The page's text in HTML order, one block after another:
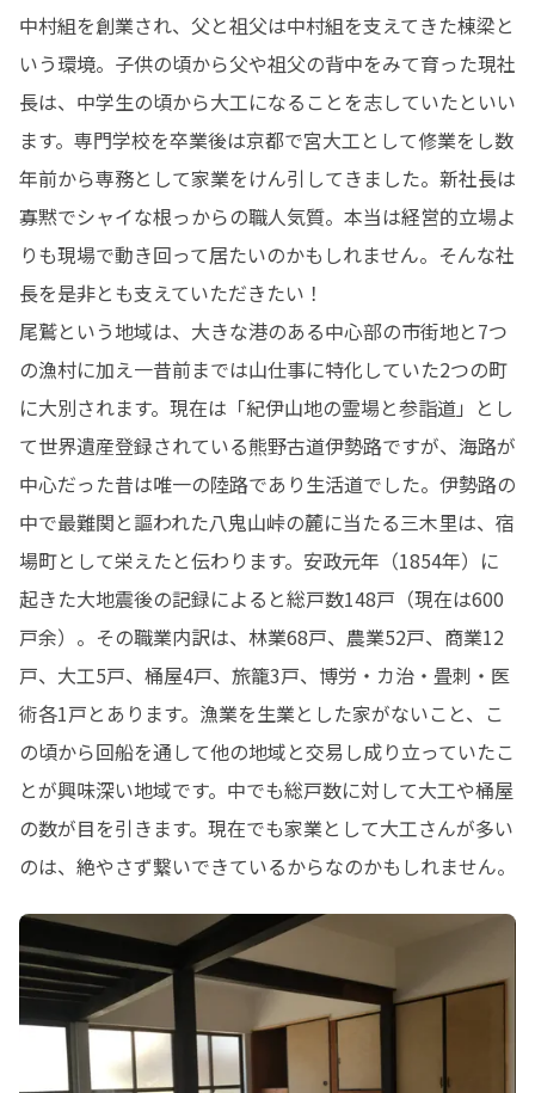
中村組を創業され、父と祖父は中村組を支えてきた棟梁と
いう環境。子供の頃から父や祖父の背中をみて育った現社
長は、中学生の頃から大工になることを志していたといい
ます。専門学校を卒業後は京都で宮大工として修業をし数
年前から専務として家業をけん引してきました。新社長は
寡黙でシャイな根っからの職人気質。本当は経営的立場よ
りも現場で動き回って居たいのかもしれません。そんな社
長を是非とも支えていただきたい！
尾鷲という地域は、大きな港のある中心部の市街地と7つ
の漁村に加え一昔前までは山仕事に特化していた2つの町
に大別されます。現在は「紀伊山地の霊場と参詣道」とし
て世界遺産登録されている熊野古道伊勢路ですが、海路が
中心だった昔は唯一の陸路であり生活道でした。伊勢路の
中で最難関と謳われた八鬼山峠の麓に当たる三木里は、宿
場町として栄えたと伝わります。安政元年（1854年）に
起きた大地震後の記録によると総戸数148戸（現在は600
戸余）。その職業内訳は、林業68戸、農業52戸、商業12
戸、大工5戸、桶屋4戸、旅籠3戸、博労・カ治・畳刺・医
術各1戸とあります。漁業を生業とした家がないこと、こ
の頃から回船を通して他の地域と交易し成り立っていたこ
とが興味深い地域です。中でも総戸数に対して大工や桶屋
の数が目を引きます。現在でも家業として大工さんが多い
のは、絶やさず繋いできているからなのかもしれません。